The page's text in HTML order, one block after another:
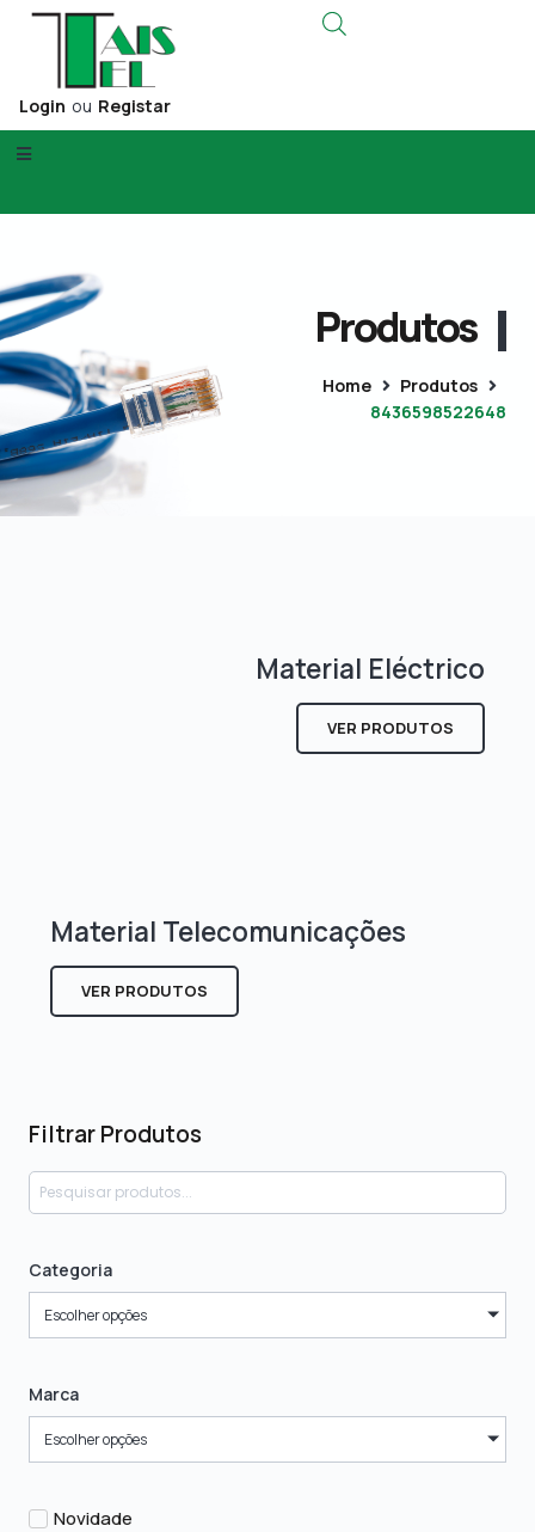
Login ou Registar
Produtos
Home
Produtos
8436598522648
Filtrar Produtos
Categoria
Escolher opções
Marca
Escolher opções
Novidade
Material Eléctrico
VER PRODUTOS
Material Telecomunicações
VER PRODUTOS